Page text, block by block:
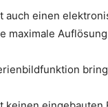
auch einen
maximale